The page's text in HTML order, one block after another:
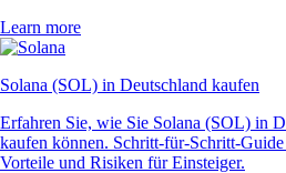
Learn more
Solana (SOL) in Deutschland kaufen
Erfahren Sie, wie Sie Solana (SOL) in
kaufen können. Schritt-für-Schritt-
Vorteile und Risiken für Einsteiger.